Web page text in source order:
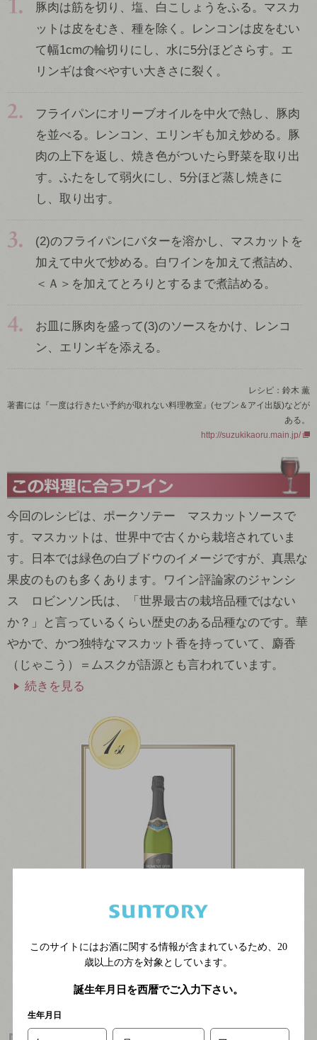
豚肉は筋を切り、塩、白こしょうをふる。マスカ
ットは皮をむき、種を除く。レンコンは皮をむい
て幅1cmの輪切りにし、水に5分ほどさらす。エ
リンギは食べやすい大きさに裂く。
フライパンにオリーブオイルを中火で熱し、豚肉
を並べる。レンコン、エリンギも加え炒める。豚
肉の上下を返し、焼き色がついたら野菜を取り出
す。ふたをして弱火にし、5分ほど蒸し焼きに
し、取り出す。
(2)のフライパンにバターを溶かし、マスカットを
加えて中火で炒める。白ワインを加えて煮詰め、
＜Ａ＞を加えてとろりとするまで煮詰める。
お皿に豚肉を盛って(3)のソースをかけ、レンコ
ン、エリンギを添える。
レシピ：鈴木 薫
著書には『一度は行きたい予約が取れない料理教室』(セブン＆アイ出版)などが
ある。
http://suzukikaoru.main.jp/
今回のレシピは、ポークソテー マスカットソースで
す。マスカットは、世界中で古くから栽培されていま
す。日本では緑色の白ブドウのイメージですが、真黒な
果皮のものも多くあります。ワイン評論家のジャンシ
ス ロビンソン氏は、「世界最古の栽培品種ではない
か？」と言っているくらい歴史のある品種なのです。華
やかで、かつ独特なマスカット香を持っていて、麝香
（じゃこう）＝ムスクが語源とも言われています。
続きを見る
エクストラドライ
このサイトにはお酒に関する情報が含まれているため、 20
歳以上の方を対象としています。
誕生年月日を西暦でご入力下さい。
生年月日